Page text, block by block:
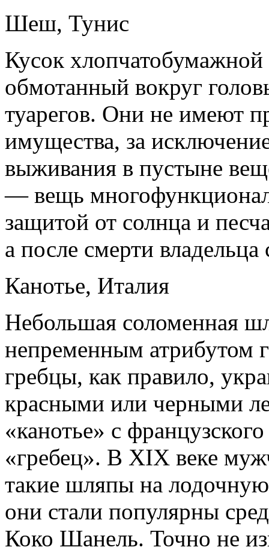
Шеш, Тунис
Кусок
обмотанный вокруг
туарегов. Они не имеют
имущества, за
выживания в пустыне
— вещь
защитой от солнца и
а после смерти владельца
Канотье, Италия
Небольшая соломенная
непременным атрибутом
гребцы, как правило,
красными или черными
«канотье» с
«гребец». В XIX веке
такие шляпы на
они стали популярны
Коко Шанель. Точно не